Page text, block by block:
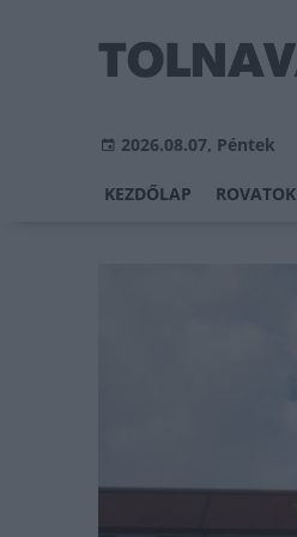
2026.08.07, Péntek
KEZDŐLAP ROVATOK